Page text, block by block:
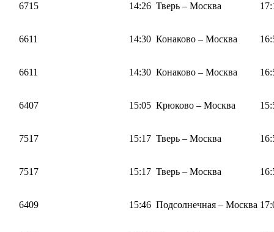
6715 14:26 Тверь – Москва
6611 14:30 Конаково – Москва
6611 14:30 Конаково – Москва
6407 15:05 Крюково – Москва
7517 15:17 Тверь – Москва
7517 15:17 Тверь – Москва
6409 15:46 Подсолнечная – Москва